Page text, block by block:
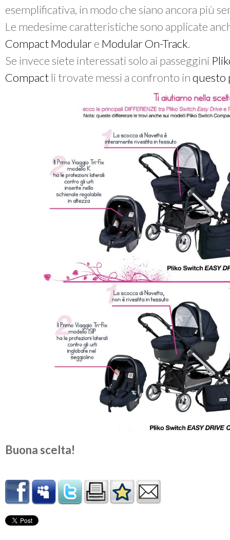
esemplificativa, in modo che siano ancora più
Le medesime caratteristiche sono applicate
Compact Modulare Modular On-Track.
Se invece siete interessati solo ai passeggini
Compactli trovate messi a confronto inquesto
Buona scelta!